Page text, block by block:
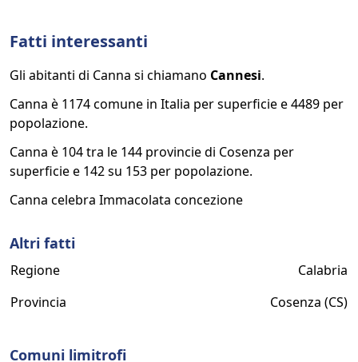
Fatti interessanti
Gli abitanti di Canna si chiamano Cannesi.
Canna è 1174 comune in Italia per superficie e 4489 per
popolazione.
Canna è 104 tra le 144 provincie di Cosenza per
superficie e 142 su 153 per popolazione.
Canna celebra Immacolata concezione
Altri fatti
Regione
Calabria
Provincia
Cosenza (CS)
Comuni limitrofi